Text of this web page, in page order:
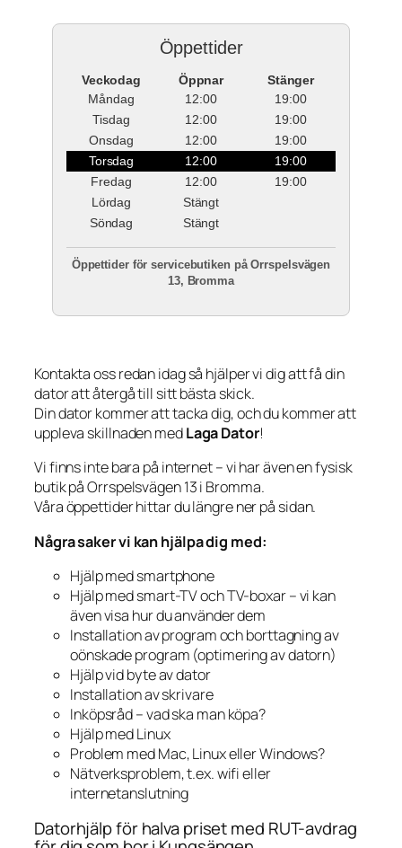
Öppettider
Veckodag Öppnar
Stänger
Måndag
12:00
19:00
Tisdag
12:00
19:00
Onsdag
12:00
19:00
Torsdag
12:00
19:00
Fredag
12:00
19:00
Lördag
Stängt
Söndag
Stängt
Öppettider för servicebutiken på Orrspelsvägen
13, Bromma
Kontakta oss redan idag så hjälper vi dig att få din
dator att återgå till sitt bästa skick.
Din dator kommer att tacka dig, och du kommer att
uppleva skillnaden medLaga Dator!
Vi finns inte bara på internet – vi har även en fysisk
butik på Orrspelsvägen 13 i Bromma.
Våra öppettider hittar du längre ner på sidan.
Några saker vi kan hjälpa dig med:
Hjälp med smartphone
Hjälp med smart-TV och TV-boxar – vi kan
även visa hur du använder dem
Installation av program och borttagning av
oönskade program (optimering av datorn)
Hjälp vid byte av dator
Installation av skrivare
Inköpsråd – vad ska man köpa?
Hjälp med Linux
Problem med Mac, Linux eller Windows?
Nätverksproblem, t.ex. wifi eller
internetanslutning
Datorhjälp för halva priset med RUT-avdrag